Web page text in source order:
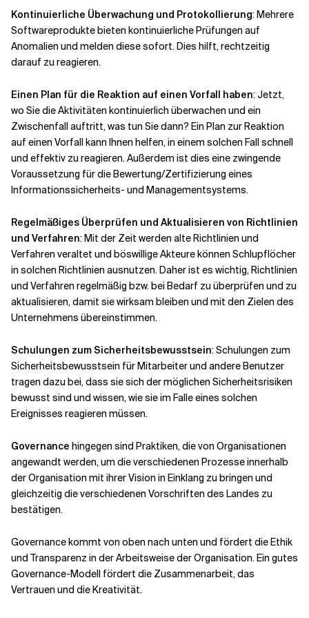
Kontinuierliche Überwachung und Protokollierung: Mehrere
Softwareprodukte bieten kontinuierliche Prüfungen auf
Anomalien und melden diese sofort. Dies hilft, rechtzeitig
darauf zu reagieren.
Einen Plan für die Reaktion auf einen Vorfall haben: Jetzt,
wo Sie die Aktivitäten kontinuierlich überwachen und ein
Zwischenfall auftritt, was tun Sie dann? Ein Plan zur Reaktion
auf einen Vorfall kann Ihnen helfen, in einem solchen Fall schnell
und effektiv zu reagieren. Außerdem ist dies eine zwingende
Voraussetzung für die Bewertung/Zertifizierung eines
Informationssicherheits- und Managementsystems.
Regelmäßiges Überprüfen und Aktualisieren von Richtlinien
und Verfahren: Mit der Zeit werden alte Richtlinien und
Verfahren veraltet und böswillige Akteure können Schlupflöcher
in solchen Richtlinien ausnutzen. Daher ist es wichtig, Richtlinien
und Verfahren regelmäßig bzw. bei Bedarf zu überprüfen und zu
aktualisieren, damit sie wirksam bleiben und mit den Zielen des
Unternehmens übereinstimmen.
Schulungen zum Sicherheitsbewusstsein: Schulungen zum
Sicherheitsbewusstsein für Mitarbeiter und andere Benutzer
tragen dazu bei, dass sie sich der möglichen Sicherheitsrisiken
bewusst sind und wissen, wie sie im Falle eines solchen
Ereignisses reagieren müssen.
Governance hingegen sind Praktiken, die von Organisationen
angewandt werden, um die verschiedenen Prozesse innerhalb
der Organisation mit ihrer Vision in Einklang zu bringen und
gleichzeitig die verschiedenen Vorschriften des Landes zu
bestätigen.
Governance kommt von oben nach unten und fördert die Ethik
und Transparenz in der Arbeitsweise der Organisation. Ein gutes
Governance-Modell fördert die Zusammenarbeit, das
Vertrauen und die Kreativität.